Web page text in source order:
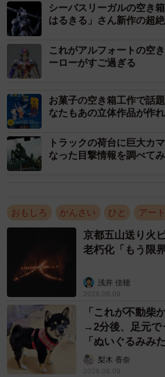
に記された“ヒゲおじさん”が赤
けられたタイトなスーツに身
の筋肉を感じさせる起伏や衣服
３次元で表現した。グリコの
に、不二家の「ペコちゃん」は
を生かして立体化。「オレオ
のあるライオンに。菓子だけで
キー「シーバスリーガル」の
（かっちゅう）で身を固めた
シーバスリーガルの空き
はるきる」さん新作の超
これがアルフォートの空
ーローがすご過ぎる
お菓子の空き箱工作で話
なたもあの立体作品が作れ
トラックの荷台に巨大カ
なった目撃情報を調べて
おもしろ かんさい ひと アート
京都五山送り火
老朽化「もう限
浅井 佳穂
2026.08.09
「これが不動柴
→2分後、足元で
「ぬいぐるみみ
梨木 香奈
2026.08.09